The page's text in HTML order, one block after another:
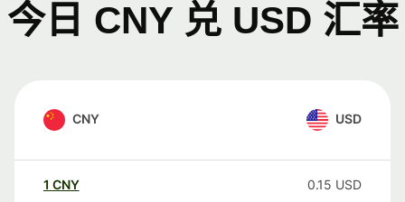
今日 CNY 兑 USD 汇率
CNY USD
1 CNY 0.15 USD